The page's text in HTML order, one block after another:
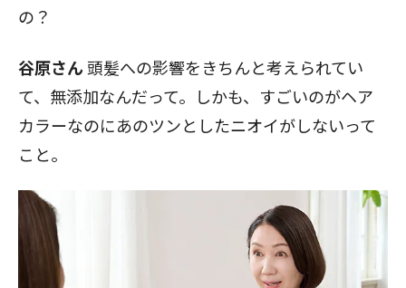
の？
谷原さん 頭髪への影響をきちんと考えられてい
て、無添加なんだって。しかも、すごいのがヘア
カラーなのにあのツンとしたニオイがしないって
こと。